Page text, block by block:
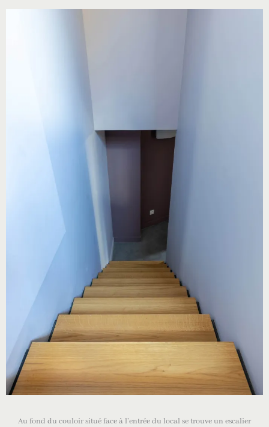
Au fond du couloir situé face à l’entrée du local se trouve un escalier